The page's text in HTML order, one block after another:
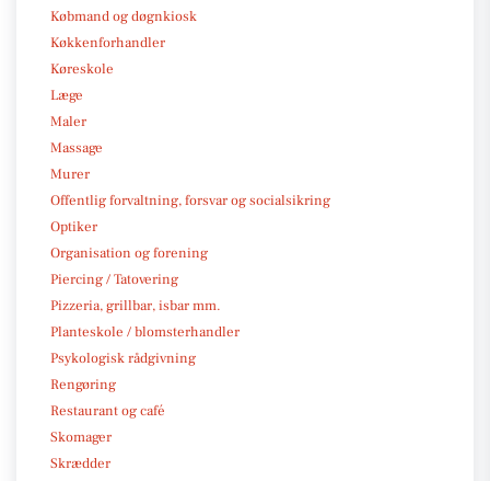
Købmand og døgnkiosk
Køkkenforhandler
Køreskole
Læge
Maler
Massage
Murer
Offentlig forvaltning, forsvar og socialsikring
Optiker
Organisation og forening
Piercing / Tatovering
Pizzeria, grillbar, isbar mm.
Planteskole / blomsterhandler
Psykologisk rådgivning
Rengøring
Restaurant og café
Skomager
Skrædder